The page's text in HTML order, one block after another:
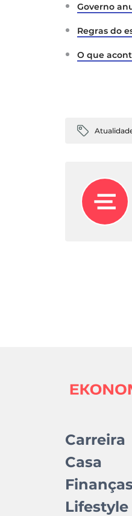
Governo
Regras do
O que
Carreira
Casa
Lifestyle